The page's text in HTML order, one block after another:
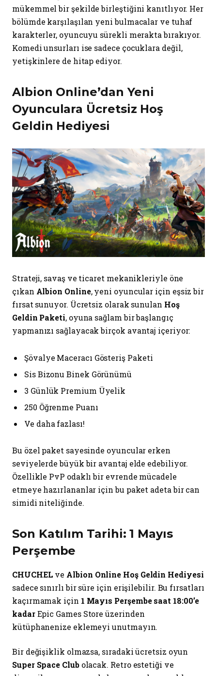
mükemmel bir şekilde birleştiğini kanıtlıyor. Her
bölümde karşılaşılan yeni bulmacalar ve tuhaf
karakterler, oyuncuyu sürekli merakta bırakıyor.
Komedi unsurları ise sadece çocuklara değil,
yetişkinlere de hitap ediyor.
Albion Online’dan Yeni
Oyunculara Ücretsiz Hoş
Geldin Hediyesi
Strateji, savaş ve ticaret mekanikleriyle öne
çıkan Albion Online, yeni oyuncular için eşsiz bir
fırsat sunuyor. Ücretsiz olarak sunulan Hoş
Geldin Paketi, oyuna sağlam bir başlangıç
yapmanızı sağlayacak birçok avantaj içeriyor:
Şövalye Maceracı Gösteriş Paketi
Sis Bizonu Binek Görünümü
3 Günlük Premium Üyelik
250 Öğrenme Puanı
Ve daha fazlası!
Bu özel paket sayesinde oyuncular erken
seviyelerde büyük bir avantaj elde edebiliyor.
Özellikle PvP odaklı bir evrende mücadele
etmeye hazırlananlar için bu paket adeta bir can
simidi niteliğinde.
Son Katılım Tarihi: 1 Mayıs
Perşembe
CHUCHEL ve Albion Online Hoş Geldin Hediyesi
sadece sınırlı bir süre için erişilebilir. Bu fırsatları
kaçırmamak için 1 Mayıs Perşembe saat 18:00’e
kadarEpic Games Store üzerinden
kütüphanenize eklemeyi unutmayın.
Bir değişiklik olmazsa, sıradaki ücretsiz oyun
Super Space Clubolacak. Retro estetiği ve